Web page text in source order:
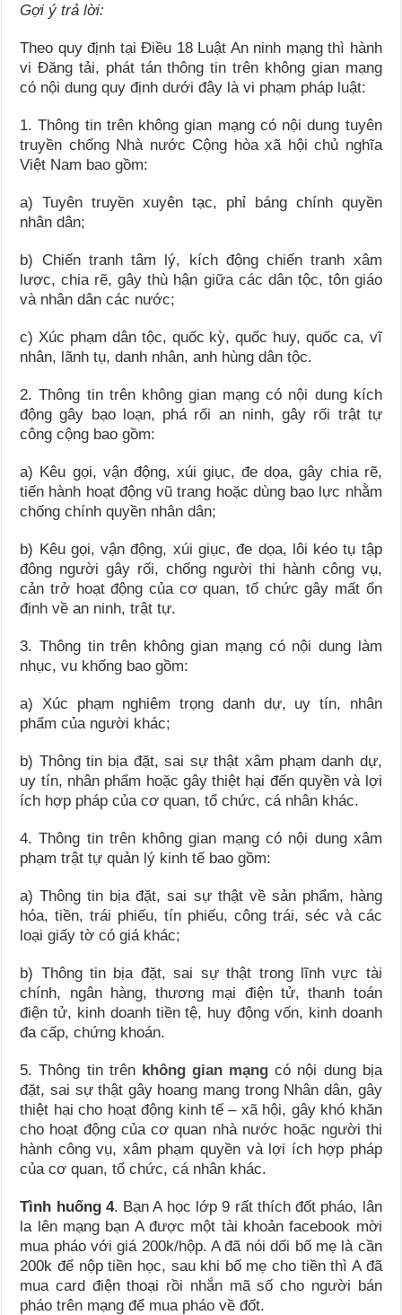
Gợi ý trả lời:
Theo quy định tại Điều 18 Luật An ninh mạng thì hành
vi Đăng tải, phát tán thông tin trên không gian mạng
có nội dung quy định dưới đây là vi phạm pháp luật:
1. Thông tin trên không gian mạng có nội dung tuyên
truyền chống Nhà nước Cộng hòa xã hội chủ nghĩa
Việt Nam bao gồm:
a) Tuyên truyền xuyên tạc, phỉ báng chính quyền
nhân dân;
b) Chiến tranh tâm lý, kích động chiến tranh xâm
lược, chia rẽ, gây thù hận giữa các dân tộc, tôn giáo
và nhân dân các nước;
c) Xúc phạm dân tộc, quốc kỳ, quốc huy, quốc ca, vĩ
nhân, lãnh tụ, danh nhân, anh hùng dân tộc.
2. Thông tin trên không gian mạng có nội dung kích
động gây bạo loạn, phá rối an ninh, gây rối trật tự
công cộng bao gồm:
a) Kêu gọi, vận động, xúi giục, đe dọa, gây chia rẽ,
tiến hành hoạt động vũ trang hoặc dùng bạo lực nhằm
chống chính quyền nhân dân;
b) Kêu gọi, vận động, xúi giục, đe dọa, lôi kéo tụ tập
đông người gây rối, chống người thi hành công vụ,
cản trở hoạt động của cơ quan, tổ chức gây mất ổn
định về an ninh, trật tự.
3. Thông tin trên không gian mạng có nội dung làm
nhục, vu khống bao gồm:
a) Xúc phạm nghiêm trọng danh dự, uy tín, nhân
phẩm của người khác;
b) Thông tin bịa đặt, sai sự thật xâm phạm danh dự,
uy tín, nhân phẩm hoặc gây thiệt hại đến quyền và lợi
ích hợp pháp của cơ quan, tổ chức, cá nhân khác.
4. Thông tin trên không gian mạng có nội dung xâm
phạm trật tự quản lý kinh tế bao gồm:
a) Thông tin bịa đặt, sai sự thật về sản phẩm, hàng
hóa, tiền, trái phiếu, tín phiếu, công trái, séc và các
loại giấy tờ có giá khác;
b) Thông tin bịa đặt, sai sự thật trong lĩnh vực tài
chính, ngân hàng, thương mại điện tử, thanh toán
điện tử, kinh doanh tiền tệ, huy động vốn, kinh doanh
đa cấp, chứng khoán.
5. Thông tin trên không gian mạng có nội dung bịa
đặt, sai sự thật gây hoang mang trong Nhân dân, gây
thiệt hại cho hoạt động kinh tế – xã hội, gây khó khăn
cho hoạt động của cơ quan nhà nước hoặc người thi
hành công vụ, xâm phạm quyền và lợi ích hợp pháp
của cơ quan, tổ chức, cá nhân khác.
Tình huống 4. Bạn A học lớp 9 rất thích đốt pháo, lân
la lên mạng bạn A được một tài khoản facebook mời
mua pháo với giá 200k/hộp. A đã nói dối bố mẹ là cần
200k để nộp tiền học, sau khi bố mẹ cho tiền thì A đã
mua card điện thoại rồi nhắn mã số cho người bán
pháo trên mạng để mua pháo về đốt.